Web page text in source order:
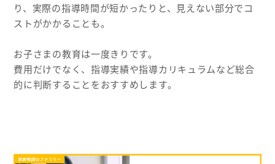
り、実際の指導時間が短かったりと、見えない部分でコ
ストがかかることも。
お子さまの教育は一度きりです。
費用だけでなく、指導実績や指導カリキュラムなど総合
的に判断することをおすすめします。